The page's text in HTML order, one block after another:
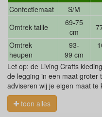
Confectiemaat
S/M
Omtrek taille
69-75
cm
Omtrek
heupen
93-
99 cm
Let op: de Living Crafts
de legging in een maat groter
adviseren wij je eigen maat te
toon alles